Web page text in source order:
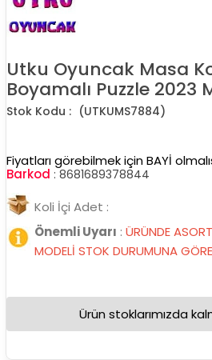
Utku Oyuncak Masa
Boyamalı Puzzle 2023
(UTKUMS7884)
Fiyatları görebilmek için BAYİ
Barkod : 8681689378844
Koli İçi Adet :
Önemli Uyarı : ÜRÜNDE
MODELİ STOK DURUMUNA
Ürün stoklarımızda